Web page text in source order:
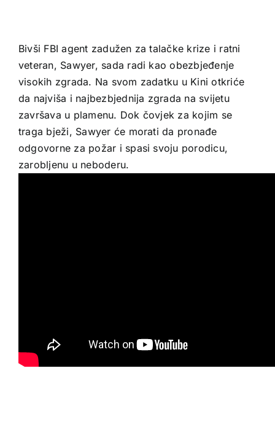
Bivši FBI agent zadužen za talačke krize i ratni
veteran, Sawyer, sada radi kao obezbjeđenje
visokih zgrada. Na svom zadatku u Kini otkriće
da najviša i najbezbjednija zgrada na svijetu
završava u plamenu. Dok čovjek za kojim se
traga bježi, Sawyer će morati da pronađe
odgovorne za požar i spasi svoju porodicu,
zarobljenu u neboderu.